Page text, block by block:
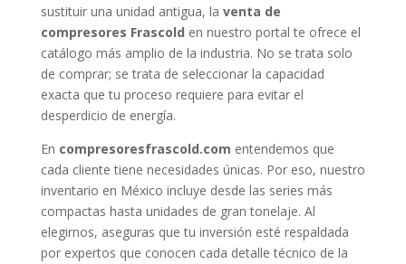
sustituir una unidad antigua, la venta de
compresores Frascold en nuestro portal te ofrece el
catálogo más amplio de la industria. No se trata solo
de comprar; se trata de seleccionar la capacidad
exacta que tu proceso requiere para evitar el
desperdicio de energía.
En compresoresfrascold.com entendemos que
cada cliente tiene necesidades únicas. Por eso, nuestro
inventario en México incluye desde las series más
compactas hasta unidades de gran tonelaje. Al
elegirnos, aseguras que tu inversión esté respaldada
por expertos que conocen cada detalle técnico de la